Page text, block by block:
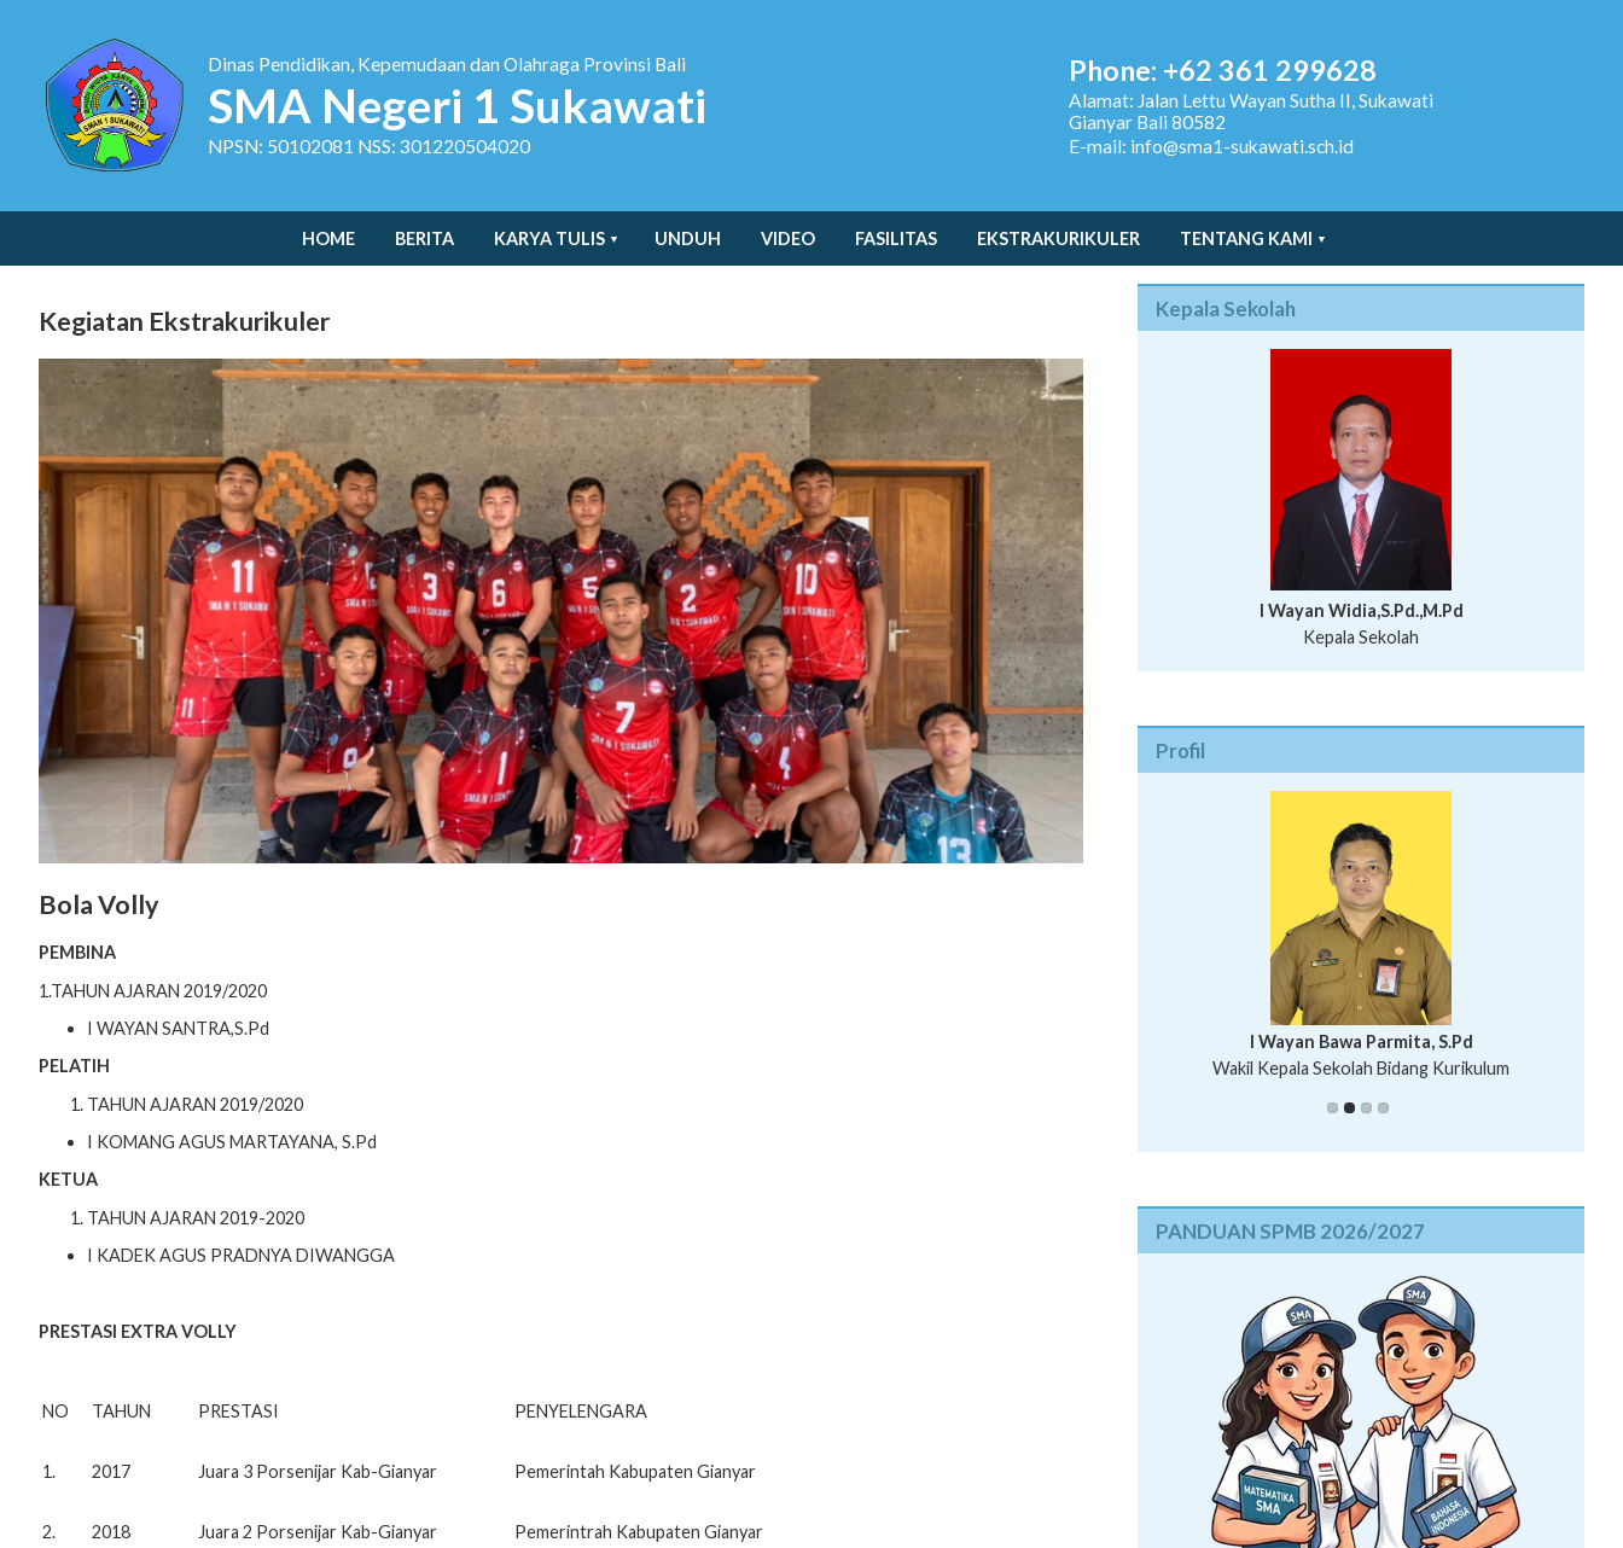
Dinas Pendidikan, Kepemudaan dan Olahraga Provinsi Bali
SMA Negeri 1 Sukawati
NPSN: 50102081 NSS: 301220504020
Phone: +62 361 299628
Alamat: Jalan Lettu Wayan Sutha II, Sukawati
Gianyar Bali 80582
E-mail: info@sma1-sukawati.sch.id
HOME BERITA KARYA TULIS UNDUH VIDEO FASILITAS EKSTRAKURIKULER TENTANG KAMI
Kegiatan Ekstrakurikuler
Bola Volly
PEMBINA
1.TAHUN AJARAN 2019/2020
I WAYAN SANTRA,S.Pd
PELATIH
TAHUN AJARAN 2019/2020
I KOMANG AGUS MARTAYANA, S.Pd
KETUA
TAHUN AJARAN 2019-2020
I KADEK AGUS PRADNYA DIWANGGA
PRESTASI EXTRA VOLLY
NO TAHUN PRESTASI PENYELENGARA
1. 2017 Juara 3 Porsenijar Kab-Gianyar Pemerintah Kabupaten Gianyar
2. 2018 Juara 2 Porsenijar Kab-Gianyar Pemerintrah Kabupaten Gianyar
Kepala Sekolah
I Wayan Widia,S.Pd.,M.Pd
Kepala Sekolah
Profil
Putu Suhartana, S.Pd.
I Wayan Bawa Parmita, S.Pd
Wakil Kepala Sekolah Bidang Kurikulum
I Wayan Gede Aditya Pratita, S.Pd., M.Sn
Wakil Kepala Sekolah Bidang Kesiswaan
Ni Wayan Nopi Sutantri, S.Pd.
PANDUAN SPMB 2026/2027